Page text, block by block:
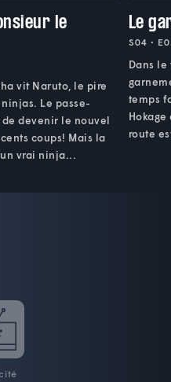
le
vit Naruto, le pire
Le passe-
devenir le nouvel
coups! Mais la
vrai ninja...
Le
S04 •
Dans
temps
route